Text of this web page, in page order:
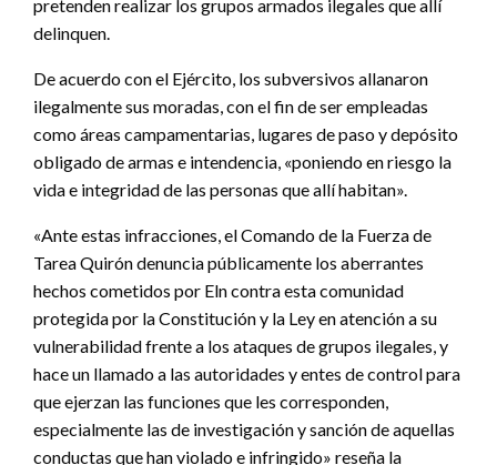
pretenden realizar los grupos armados ilegales que allí
delinquen.
De acuerdo con el Ejército, los subversivos allanaron
ilegalmente sus moradas, con el fin de ser empleadas
como áreas campamentarias, lugares de paso y depósito
obligado de armas e intendencia, «poniendo en riesgo la
vida e integridad de las personas que allí habitan».
«Ante estas infracciones, el Comando de la Fuerza de
Tarea Quirón denuncia públicamente los aberrantes
hechos cometidos por Eln contra esta comunidad
protegida por la Constitución y la Ley en atención a su
vulnerabilidad frente a los ataques de grupos ilegales, y
hace un llamado a las autoridades y entes de control para
que ejerzan las funciones que les corresponden,
especialmente las de investigación y sanción de aquellas
conductas que han violado e infringido» reseña la